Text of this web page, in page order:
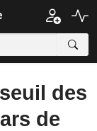
des
de